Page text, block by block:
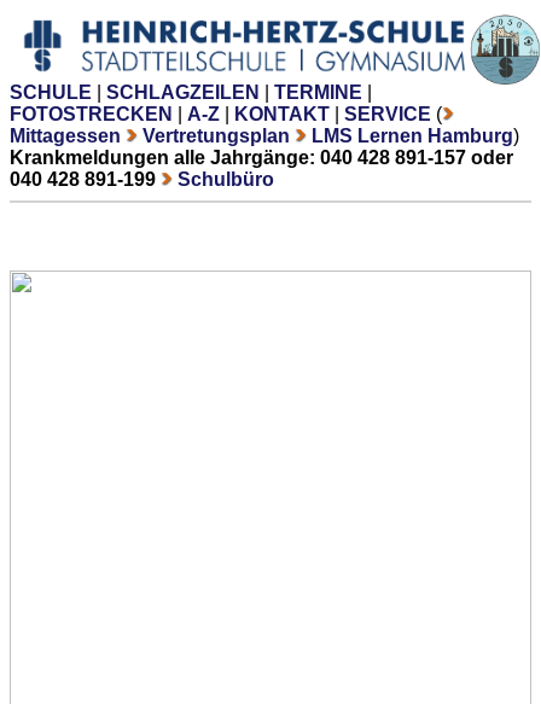
SCHULE SCHLAGZEILEN TERMINE
FOTOSTRECKEN
A-Z KONTAKT SERVICE (
Mittagessen
Vertretungsplan LMS Lernen Hamburg)
Krankmeldungen alle Jahrgänge: 040 428 891-157 oder
040 428 891-199
Schulbüro